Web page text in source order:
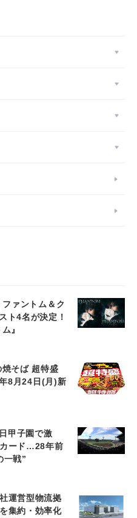
ァントム＆ク
ト4名が決定！
』
焼そば 超特盛
8月24日(月)新
甲子園で激
ード…28年前
一戦”
運営型物流拠
集約・効率化